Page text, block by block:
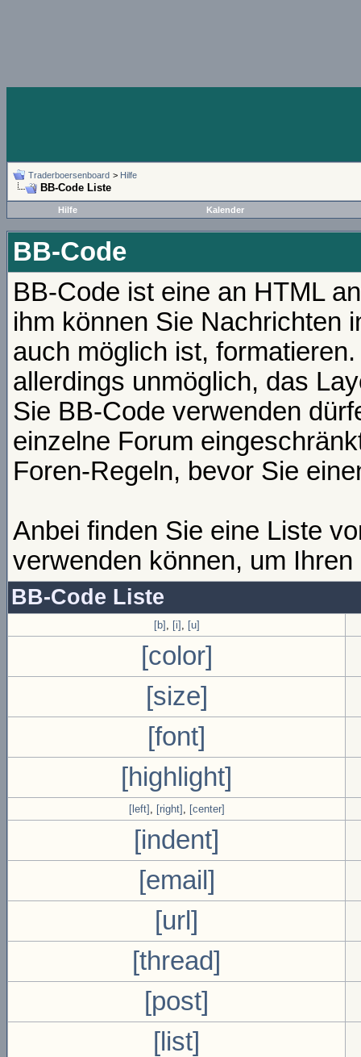
Traderboersenboard > Hilfe
BB-Code Liste
Hilfe Kalender
BB-Code
BB-Code ist eine an HTML
ihm können Sie Nachrichten
auch möglich ist,
allerdings unmöglich, das
Sie BB-Code verwenden
einzelne Forum
Foren-Regeln, bevor Sie
Anbei finden Sie eine Liste
verwenden können, um
BB-Code Liste
[b] , [i] , [u]
[color]
[size]
[font]
[highlight]
[left] , [right] , [center]
[indent]
[email]
[url]
[thread]
[post]
[list]